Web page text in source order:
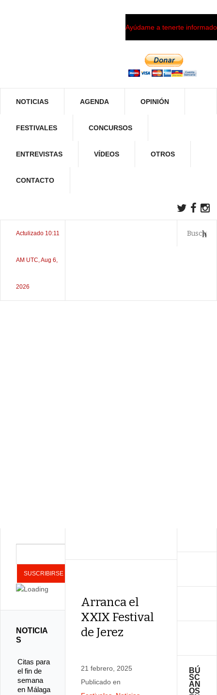
Ayúdame a tenerte informado
NOTICIAS AGENDA OPINIÓN
FESTIVALES CONCURSOS
ENTREVISTAS VÍDEOS OTROS
CONTACTO
Actulizado 10:11
AM UTC, Aug 6,
2026
Arranca el
XXIX Festival
de Jerez
21 febrero, 2025
Publicado en
BÚ
SC
AN
OS
NOTICIA
S
Citas para
el fin de
semana
en Málaga